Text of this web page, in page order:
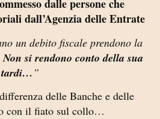
dalle persone che
dall’Agenzia delle Entrate
un debito fiscale prendono la
Non si rendono conto della sua
tardi… ”
delle Banche e delle
con il fiato sul collo…